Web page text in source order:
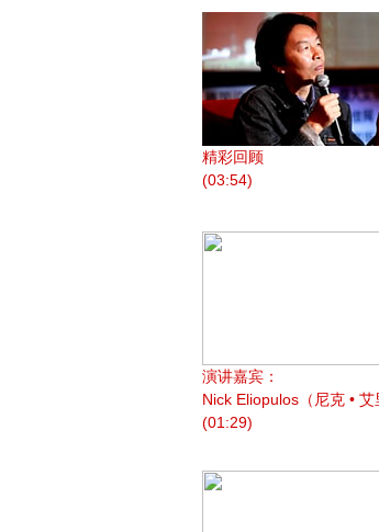
精彩回顾
(03:54)
演讲嘉宾：
Nick Eliopulos（尼克 • 艾
(01:29)